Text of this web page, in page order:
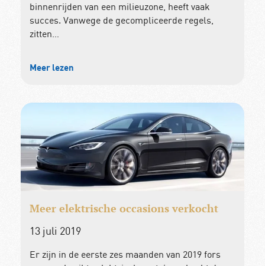
binnenrijden van een milieuzone, heeft vaak
succes. Vanwege de gecompliceerde regels,
zitten…
Meer lezen
Meer elektrische occasions verkocht
13 juli 2019
Er zijn in de eerste zes maanden van 2019 fors